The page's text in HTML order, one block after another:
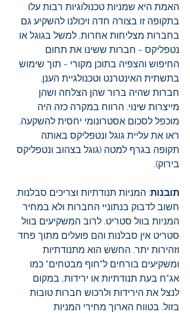
האמת היא שמניות טכנולוגיות רבות עלו
בתקופה זו בצורה חדה ויכולנו להשקיע גם
בחברות מצליחות אחרות. למשל בגוגל או
נטפליקס - חברות ששינו את תחום
החיפוש והצפיה בתוכן מקורי - תוך שימוש
בתשתית האינטרנט וטכנולגיית הענן.
חברות שהיה ברור שהן הצלחה ושהן
מייצרות שינוי. הרווח במקרה כזה היה
מוכפל לסכום אסטרונומי יחסית להשקעה.
ראו את עליית גוגל ונטפליקס באותה
תקופה בגרף למטה (גוגל בצהוב ונטפליקס
בירוק).
תובנות: המניות תנודתיות וצריכים סבלנות.
חשוב לדבוק בנתוניי החברות ולא במחיר
המניות בוול סטריט. לרוב המשקיעים בוול
סטריט אין סבלנות והם פועלים מתוך פחד
וזהירות יתר. החשש הוא מתנודתיות
ומשקיעים בורחים ל"חוף מבטחים" כמו
אג"ח בעת תנודתיות או ירידות, במקום
לנצל את הירידות ולרכוש חברות טובות
בזול. בטווח הארוך מחירי המניות